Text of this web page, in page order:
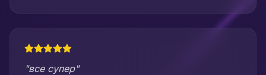
"все супер"